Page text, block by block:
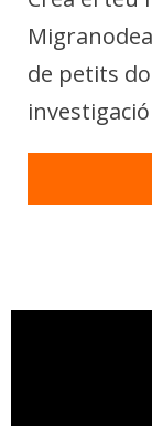
de petits